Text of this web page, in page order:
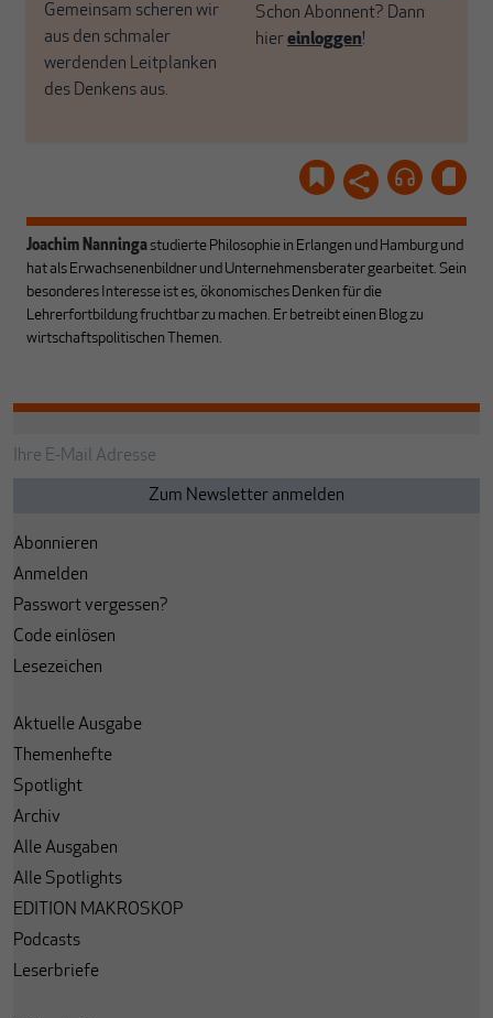
Gemeinsam scheren wir
aus den schmaler
werdenden Leitplanken
des Denkens aus.
Schon Abonnent? Dann
hiereinloggen!
Joachim Nanninga studierte Philosophie in Erlangen und Hamburg und
hat als Erwachsenenbildner und Unternehmensberater gearbeitet. Sein
besonderes Interesse ist es, ökonomisches Denken für die
Lehrerfortbildung fruchtbar zu machen. Er betreibt einen Blogzu
wirtschaftspolitischen Themen.
Abonnieren
Anmelden
Passwort vergessen?
Code einlösen
Lesezeichen
Aktuelle Ausgabe
Themenhefte
Spotlight
Archiv
Alle Ausgaben
Alle Spotlights
EDITION MAKROSKOP
Podcasts
Leserbriefe